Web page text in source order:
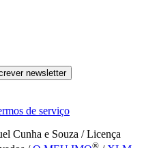
newsletter
de serviço
Cunha e Souza / Licença
®